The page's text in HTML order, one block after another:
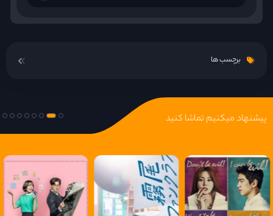
قسمت 10
قسمت 11
برچسب ها
پیشنهاد میکنیم تماشا کنید